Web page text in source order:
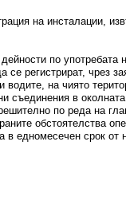
на инсталации,
по употребата
регистрират, чрез
водите, на чиято
съединения в
по реда на
обстоятелства
в едномесечен срок от